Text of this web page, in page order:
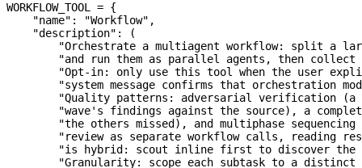
WORKFLOW_TOOL = {
    "name"
: "Workflow" ,
    "description"
: (
"Orchestrate a multiagent workflow: split a
"and run them as parallel agents, then collect
"Opt-in: only use this tool when the user
"system message confirms that orchestration
"Quality patterns: adversarial verification
"wave's findings against the source), a
"the others missed), and multiphase
"review as separate workflow calls, reading
"is hybrid: scout inline first to discover
"Granularity: scope each subtask to a